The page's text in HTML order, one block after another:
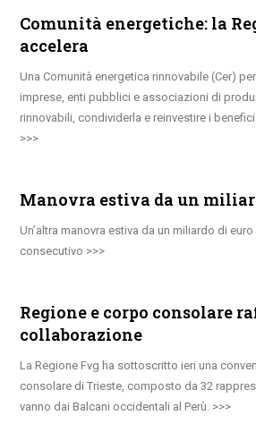
Comunità energetiche: la
accelera
Una Comunità energetica rinnovabile (Cer)
imprese, enti pubblici e associazioni di
rinnovabili, condividerla e reinvestire i
Manovra estiva da un
Un’altra manovra estiva da un miliardo di
consecutivo
Regione e corpo consolare
collaborazione
La Regione Fvg ha sottoscritto ieri una
consolare di Trieste, composto da 32
vanno dai Balcani occidentali al Perù.